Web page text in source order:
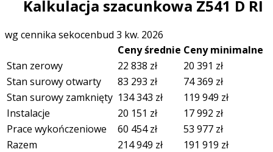
Kalkulacja szacunkowa Z541 D RI
wg cennika sekocenbud 3 kw. 2026
Ceny średnie Ceny minimalne
Stan zerowy
22 838 zł 20 391 zł
Stan surowy otwarty
83 293 zł 74 369 zł
Stan surowy zamknięty 134 343 zł 119 949 zł
Instalacje
20 151 zł 17 992 zł
Prace wykończeniowe
60 454zł 53 977 zł
Razem
214 949 zł 191 919 zł